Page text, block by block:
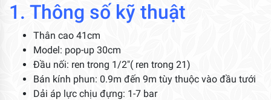
1. Thông số kỹ thuật
Thân cao 41cm
Model: pop-up 30cm
Đầu nối: ren trong 1/2″( ren trong 21)
Bán kính phun: 0.9m đến 9m tùy thuộc vào đầu tưới
Dải áp lực chịu đựng: 1-7 bar